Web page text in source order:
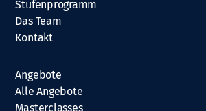
Stufenprogramm
Das Team
Kontakt
Angebote
Alle Angebote
Masterclasses